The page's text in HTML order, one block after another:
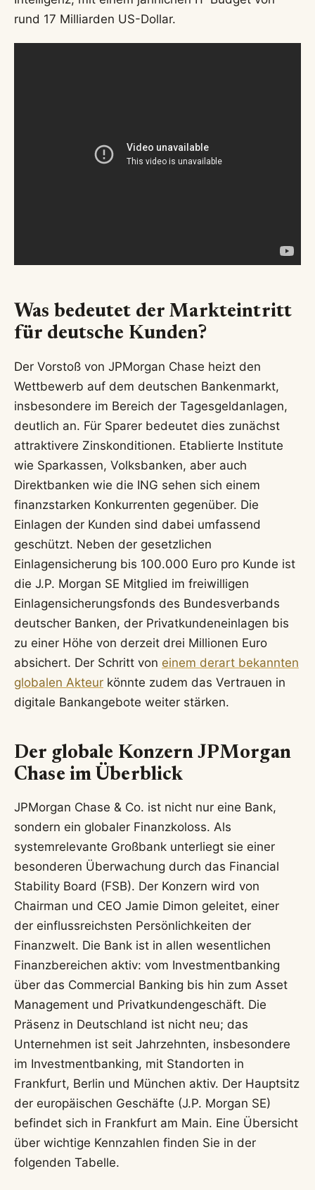
rund 17 Milliarden US-Dollar.
Was bedeutet der Markteintritt
für deutsche Kunden?
Der Vorstoß von JPMorgan Chase heizt den
Wettbewerb auf dem deutschen Bankenmarkt,
insbesondere im Bereich der Tagesgeldanlagen,
deutlich an. Für Sparer bedeutet dies zunächst
attraktivere Zinskonditionen. Etablierte Institute
wie Sparkassen, Volksbanken, aber auch
Direktbanken wie die ING sehen sich einem
finanzstarken Konkurrenten gegenüber. Die
Einlagen der Kunden sind dabei umfassend
geschützt. Neben der gesetzlichen
Einlagensicherung bis 100.000 Euro pro Kunde ist
die J.P. Morgan SE Mitglied im freiwilligen
Einlagensicherungsfonds des Bundesverbands
deutscher Banken, der Privatkundeneinlagen bis
zu einer Höhe von derzeit drei Millionen Euro
absichert. Der Schritt von einem derart bekannten
globalen Akteur könnte zudem das Vertrauen in
digitale Bankangebote weiter stärken.
Der globale Konzern JPMorgan
Chase im Überblick
JPMorgan Chase & Co. ist nicht nur eine Bank,
sondern ein globaler Finanzkoloss. Als
systemrelevante Großbank unterliegt sie einer
besonderen Überwachung durch das Financial
Stability Board (FSB). Der Konzern wird von
Chairman und CEO Jamie Dimon geleitet, einer
der einflussreichsten Persönlichkeiten der
Finanzwelt. Die Bank ist in allen wesentlichen
Finanzbereichen aktiv: vom Investmentbanking
über das Commercial Banking bis hin zum Asset
Management und Privatkundengeschäft. Die
Präsenz in Deutschland ist nicht neu; das
Unternehmen ist seit Jahrzehnten, insbesondere
im Investmentbanking, mit Standorten in
Frankfurt, Berlin und München aktiv. Der Hauptsitz
der europäischen Geschäfte (J.P. Morgan SE)
befindet sich in Frankfurt am Main. Eine Übersicht
über wichtige Kennzahlen finden Sie in der
folgenden Tabelle.